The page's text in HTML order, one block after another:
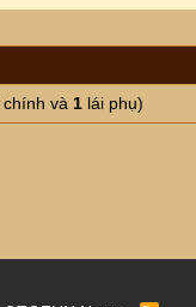
chính và 1 lái phụ)